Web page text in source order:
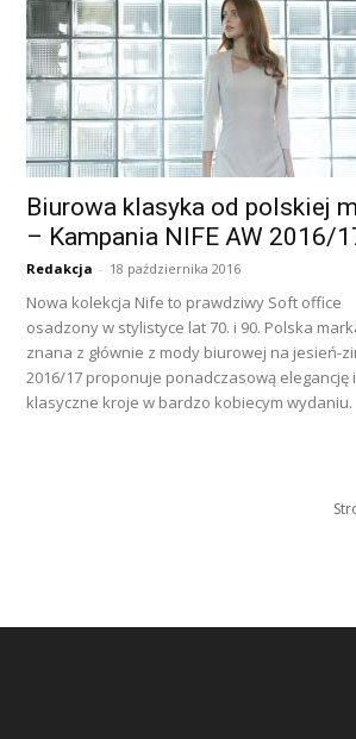
Biurowa klasyka od polskiej
– Kampania NIFE AW 2016/
Redakcja - 18 października 2016
Nowa kolekcja Nife to prawdziwy Soft office
osadzony w stylistyce lat 70. i 90. Polska
znana z głównie z mody biurowej na jesień-
2016/17 proponuje ponadczasową elegancję i
klasyczne kroje w bardzo kobiecym wydaniu.